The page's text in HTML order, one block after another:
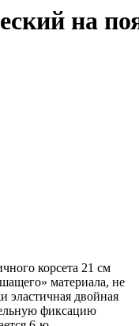
на
корсета 21 см
материала, не
эластичная двойная
фиксацию